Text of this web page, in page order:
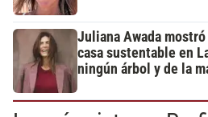
Juliana Awada
casa sustentable en
ningún árbol y de la